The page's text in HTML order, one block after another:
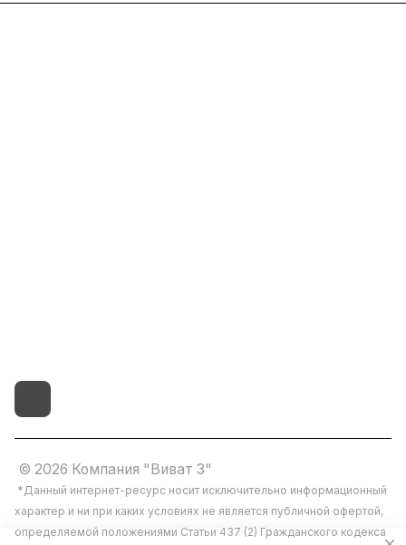
© 2026 Компания "Виват 3"
*Данный интернет-ресурс носит исключительно информационный
характер и ни при каких условиях не является публичной офертой,
определяемой положениями Статьи 437 (2) Гражданского кодекса